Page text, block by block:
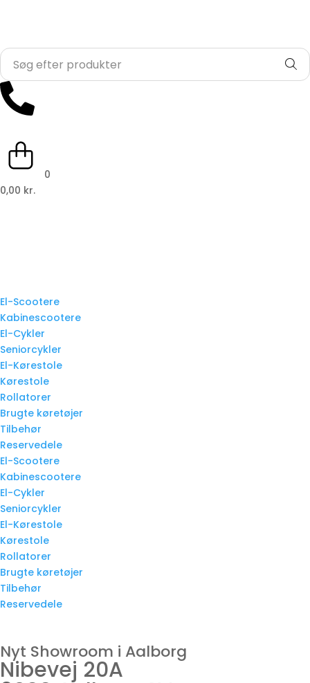
0
0,00 kr.
El-Scootere
Kabinescootere
El-Cykler
Seniorcykler
El-Kørestole
Kørestole
Rollatorer
Brugte køretøjer
Tilbehør
Reservedele
El-Scootere
Kabinescootere
El-Cykler
Seniorcykler
El-Kørestole
Kørestole
Rollatorer
Brugte køretøjer
Tilbehør
Reservedele
Nyt Showroom i Aalborg
Nibevej 20A